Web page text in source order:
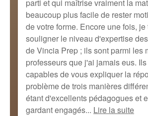
parti et qui maîtrise vraiment la
beaucoup plus facile de rester
de votre forme. Encore une fois,
souligner le niveau d'expertise
de Vincia Prep ; ils sont parmi les
professeurs que j'ai jamais eus.
capables de vous expliquer la
problème de trois manières
étant d'excellents pédagogues et
gardant engagés... Lire la suite